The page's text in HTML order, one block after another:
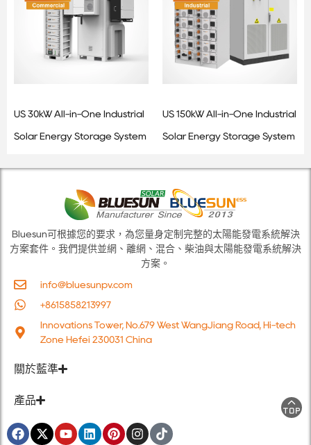
US 30kW All-in-One Industrial
Solar Energy Storage System
US 150kW All-in-One Industrial
Solar Energy Storage System
Bluesun可根據您的要求，為您量身定制完整的太陽能發電系統解決
方案套件。我們提供並網、離網、混合、柴油與太陽能發電系統解決
方案。
info@bluesunpv.com
+8615858213997
Innovations Tower, No.679 West WangJiang Road, Hi-tech
Zone Hefei 230031 China
關於藍準
產品